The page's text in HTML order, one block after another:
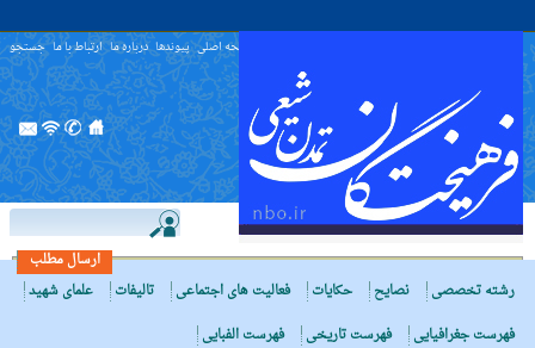
صفحه اصلی پیوندها درباره ما ارتباط با ما جستجو
ارسال مطلب
رشته تخصصی
نصایح حکایات فعالیت های اجتماعی تالیفات
علمای شهید
فهرست جغرافیایی
فهرست تاریخی فهرست الفبایی